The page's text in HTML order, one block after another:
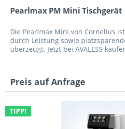
Pearlmax PM Mini Tischgerät
Die Pearlmax Mini von Cornelius
durch Leistung sowie
überzeugt. Jetzt bei AVALESS
Preis auf Anfrage
TIPP!